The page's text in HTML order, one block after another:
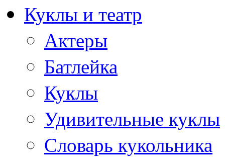
Куклы и театр
Актеры
Батлейка
Куклы
Удивительные куклы
Словарь кукольника